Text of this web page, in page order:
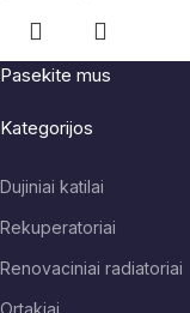
Pasekite mus
Kategorijos
Dujiniai katilai
Rekuperatoriai
Renovaciniai radiatoriai